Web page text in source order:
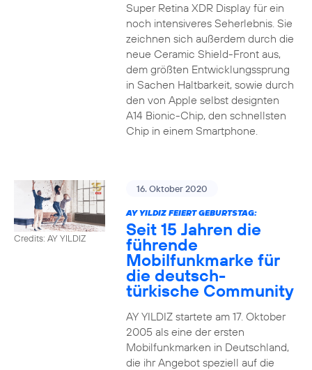
Super Retina XDR Display für ein
noch intensiveres Seherlebnis. Sie
zeichnen sich außerdem durch die
neue Ceramic Shield-Front aus,
dem größten Entwicklungssprung
in Sachen Haltbarkeit, sowie durch
den von Apple selbst designten
A14 Bionic-Chip, den schnellsten
Chip in einem Smartphone.
Credits: AY YILDIZ
16. Oktober 2020
AY YILDIZ FEIERT GEBURTSTAG:
Seit 15 Jahren die
führende
Mobilfunkmarke für
die deutsch-
türkische Community
AY YILDIZ startete am 17. Oktober
2005 als eine der ersten
Mobilfunkmarken in Deutschland,
die ihr Angebot speziell auf die